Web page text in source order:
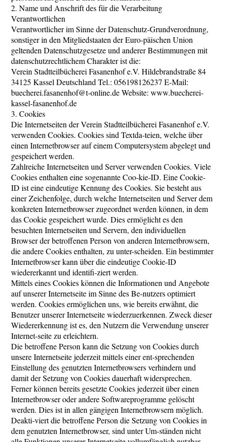
2. Name und Anschrift des für die Verarbeitung
Verantwortlichen
Verantwortlicher im Sinne der Datenschutz-Grundverordnung,
sonstiger in den Mitgliedstaaten der Euro-päischen Union
geltenden Datenschutzgesetze und anderer Bestimmungen mit
datenschutzrechtlichem Charakter ist die:
Verein Stadtteilbücherei Fasanenhof e.V. Hildebrandstraße 84
34125 Kassel Deutschland Tel.: 056198126237 E-Mail:
buecherei.fasanenhof@t-online.de Website: www.buecherei-
kassel-fasanenhof.de
3. Cookies
Die Internetseiten der Verein Stadtteilbücherei Fasanenhof e.V.
verwenden Cookies. Cookies sind Textda-teien, welche über
einen Internetbrowser auf einem Computersystem abgelegt und
gespeichert werden.
Zahlreiche Internetseiten und Server verwenden Cookies. Viele
Cookies enthalten eine sogenannte Coo-kie-ID. Eine Cookie-
ID ist eine eindeutige Kennung des Cookies. Sie besteht aus
einer Zeichenfolge, durch welche Internetseiten und Server dem
konkreten Internetbrowser zugeordnet werden können, in dem
das Cookie gespeichert wurde. Dies ermöglicht es den
besuchten Internetseiten und Servern, den individuellen
Browser der betroffenen Person von anderen Internetbrowsern,
die andere Cookies enthalten, zu unter-scheiden. Ein bestimmter
Internetbrowser kann über die eindeutige Cookie-ID
wiedererkannt und identifi-ziert werden.
Mittels eines Cookies können die Informationen und Angebote
auf unserer Internetseite im Sinne des Be-nutzers optimiert
werden. Cookies ermöglichen uns, wie bereits erwähnt, die
Benutzer unserer Internetseite wiederzuerkennen. Zweck dieser
Wiedererkennung ist es, den Nutzern die Verwendung unserer
Internet-seite zu erleichtern.
Die betroffene Person kann die Setzung von Cookies durch
unsere Internetseite jederzeit mittels einer ent-sprechenden
Einstellung des genutzten Internetbrowsers verhindern und
damit der Setzung von Cookies dauerhaft widersprechen.
Ferner können bereits gesetzte Cookies jederzeit über einen
Internetbrowser oder andere Softwareprogramme gelöscht
werden. Dies ist in allen gängigen Internetbrowsern möglich.
Deakti-viert die betroffene Person die Setzung von Cookies in
dem genutzten Internetbrowser, sind unter Um-ständen nicht